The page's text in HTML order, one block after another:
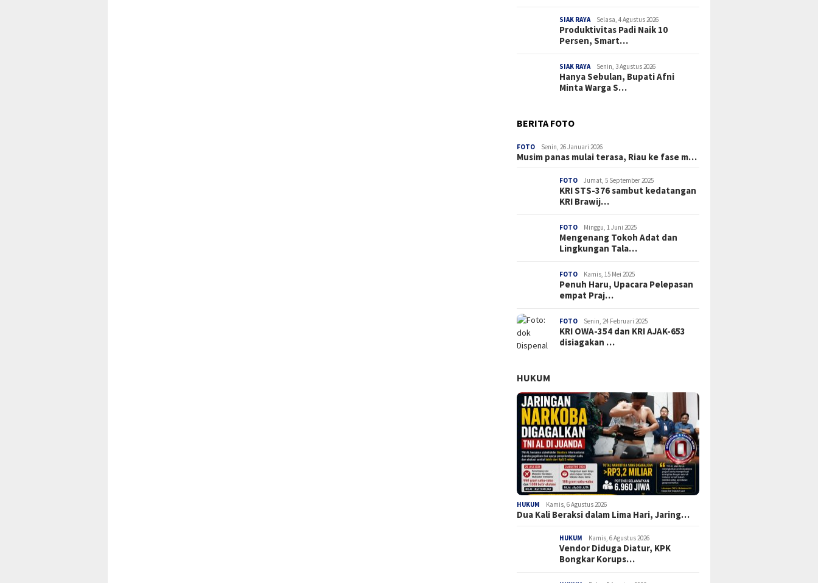
SIAK RAYA Selasa, 4 Agustus 2026
Produktivitas Padi Naik 10
Persen, Smart…
SIAK RAYA Senin, 3 Agustus 2026
Hanya Sebulan, Bupati Afni
Minta Warga S…
BERITA FOTO
FOTO Senin, 26 Januari 2026
Musim panas mulai terasa, Riau ke fase m…
FOTO Jumat, 5 September 2025
KRI STS-376 sambut kedatangan
KRI Brawij…
FOTO Minggu, 1 Juni 2025
Mengenang Tokoh Adat dan
Lingkungan Tala…
FOTO Kamis, 15 Mei 2025
Penuh Haru, Upacara Pelepasan
empat Praj…
FOTO Senin, 24 Februari 2025
KRI OWA-354 dan KRI AJAK-653
disiagakan …
HUKUM
HUKUM Kamis, 6 Agustus 2026
Dua Kali Beraksi dalam Lima Hari, Jaring…
HUKUM Kamis, 6 Agustus 2026
Vendor Diduga Diatur, KPK
Bongkar Korups…